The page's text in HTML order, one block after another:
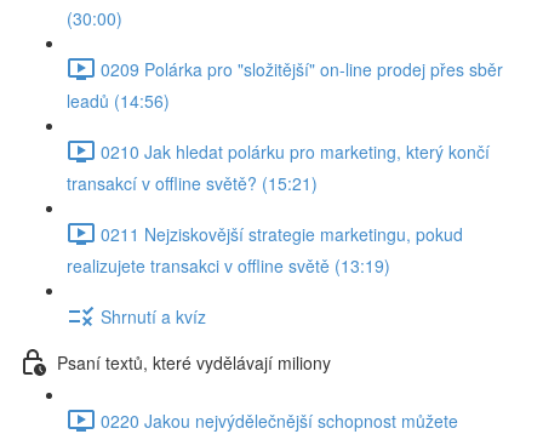
(30:00)
0209 Polárka pro "složitější" on-line prodej přes sběr
leadů (14:56)
0210 Jak hledat polárku pro marketing, který končí
transakcí v offline světě? (15:21)
0211 Nejziskovější strategie marketingu, pokud
realizujete transakci v offline světě (13:19)
Shrnutí a kvíz
Psaní textů, které vydělávají miliony
0220 Jakou nejvýdělečnější schopnost můžete